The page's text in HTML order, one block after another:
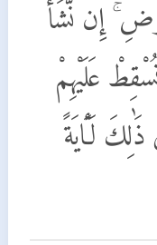
إِن نَّشَأْ
عَلَيْهِمْ
لَـَٔايَةً